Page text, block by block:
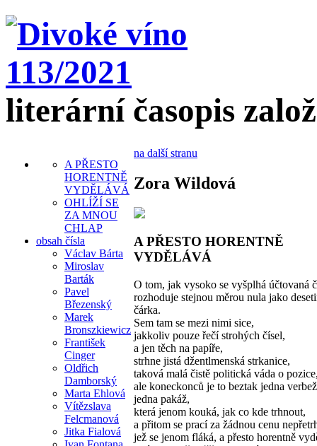
literární časopis
A PŘESTO
HORENTNĚ
VYDĚLÁVÁ
OHLÍŽÍ SE
ZA MNOU
CHLAP
obsah čísla
Václav Bárta
Miroslav
Barták
Pavel
Březenský
Marek
Bronszkiewicz
František
Cinger
Oldřich
Damborský
Marta Ehlová
Vítězslava
Felcmanová
Jitka Fialová
na další stranu
Zora Wildová
A PŘESTO HORENTNĚ
VYDĚLÁVÁ
O tom, jak vysoko se vyšplhá účtovaná
rozhoduje stejnou měrou nula jako
čárka.
Sem tam se mezi nimi sice,
jakkoliv pouze řečí strohých čísel,
a jen těch na papíře,
strhne jistá džentlmenská strkanice,
taková malá čistě politická váda o
ale koneckonců je to beztak jedna
jedna pakáž,
která jenom kouká, jak co kde trhnout,
a přitom se prací za žádnou cenu
jež se jenom fláká, a přesto horentně